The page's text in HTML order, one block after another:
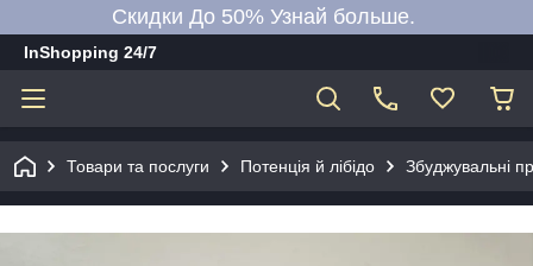
Скидки До 50% Узнай больше.
InShopping 24/7
Товари та послуги Потенція й лібідо Збуджувальні